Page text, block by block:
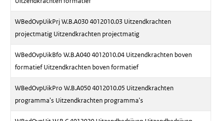
WBedOvpUikPrj W.B.A030 4012010.03 Uitzendkrachten
projectmatig Uitzendkrachten projectmatig
WBedOvpUikBfo W.B.A040 4012010.04 Uitzendkrachten boven
formatief Uitzendkrachten boven formatief
WBedOvpUikPro W.B.A050 4012010.05 Uitzendkrachten
programma's Uitzendkrachten programma's